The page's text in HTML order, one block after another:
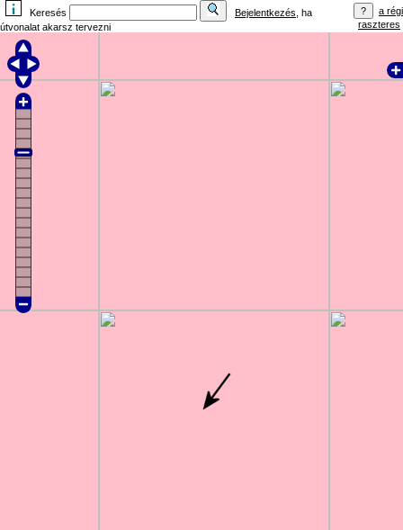
Keresés Bejelentkezés , ha
útvonalat akarsz tervezni
a régi
raszteres